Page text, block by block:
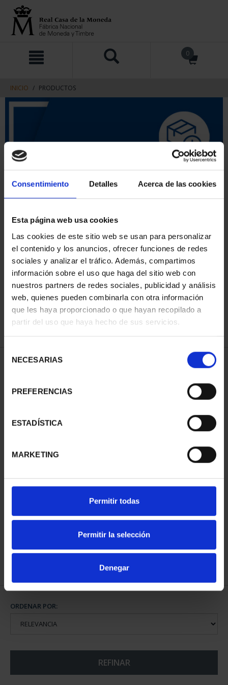
Consentimiento Detalles Acerca de las cookies
Esta página web usa cookies
Las cookies de este sitio web se usan para personalizar
el contenido y los anuncios, ofrecer funciones de redes
sociales y analizar el tráfico. Además, compartimos
información sobre el uso que haga del sitio web con
nuestros partners de redes sociales, publicidad y análisis
web, quienes pueden combinarla con otra información
que les haya proporcionado o que hayan recopilado a
partir del uso que haya hecho de sus servicios.
NECESARIAS
PREFERENCIAS
ESTADÍSTICA
MARKETING
Permitir todas
Permitir la selección
Denegar
contenido
navegacin
0
INICIO PRODUCTOS
ORDENAR POR:
REFINAR
1 Productos encontrados
CAPITALES ESPAÑOLAS
73,00 €
ORDENAR POR:
REFINAR